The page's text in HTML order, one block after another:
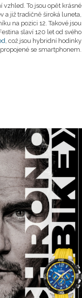
To jsou opět krásné
a již tradičně široká luneta,
na pozici 12. Takové jsou
slaví 120 let od svého
, což jsou hybridní hodinky
propojené se smartphonem.